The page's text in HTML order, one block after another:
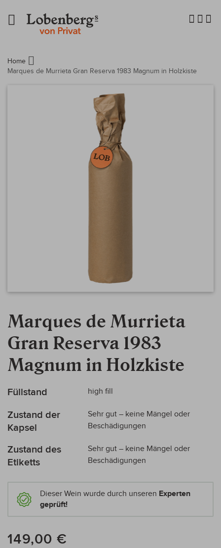
Navigation
umschalten
Home
Marques de Murrieta Gran Reserva 1983 Magnum in Holzkiste
Marques de Murrieta
Gran Reserva 1983
Magnum in Holzkiste
Mehr
Füllstand high fill
Zustand der
Kapsel
Sehr gut – keine Mängel oder
Beschädigungen
Zustand des
Etiketts
Sehr gut – keine Mängel oder
Beschädigungen
Dieser Wein wurde durch unseren Experten
geprüft!
149,00 €
Zum
der
Bildergalerie
springen